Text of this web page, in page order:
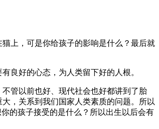
上，可是你给孩子的影响是什么？最后就
良好的心态，为人类留下好的人根。
管以前也好、现代社会也好都讲到了胎
，关系到我们国家人类素质的问题。所以
的孩子接受的是什么？所以出生以后会有